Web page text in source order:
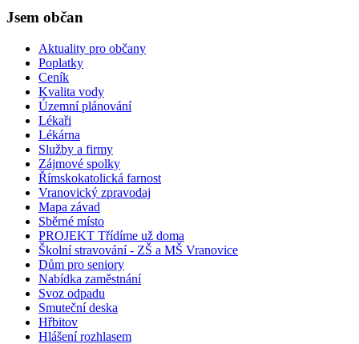
Jsem občan
Aktuality pro občany
Poplatky
Ceník
Kvalita vody
Územní plánování
Lékaři
Lékárna
Služby a firmy
Zájmové spolky
Římskokatolická farnost
Vranovický zpravodaj
Mapa závad
Sběrné místo
PROJEKT Třídíme už doma
Školní stravování - ZŠ a MŠ Vranovice
Dům pro seniory
Nabídka zaměstnání
Svoz odpadu
Smuteční deska
Hřbitov
Hlášení rozhlasem